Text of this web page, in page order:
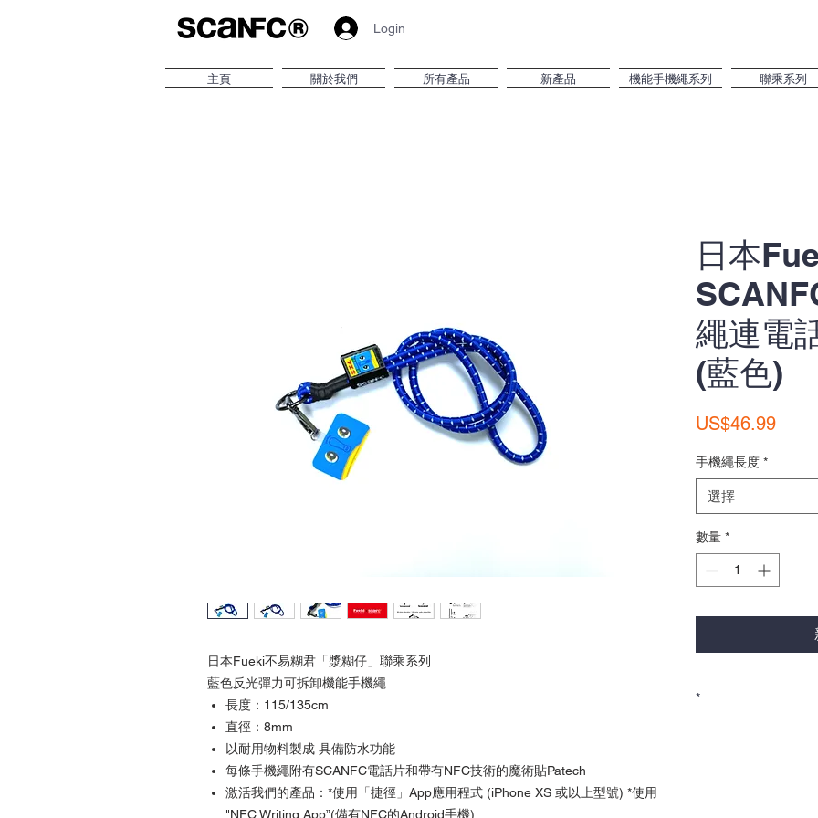
Login
主頁 關於我們 所有產品 新產品 機能手機繩系列 聯乘系列
日本Fueki不易糊君「漿糊仔」聯乘系列
藍色反光彈力可拆卸機能手機繩
長度：115/135cm
直徑：8mm
以耐用物料製成 具備防水功能
每條手機繩附有SCANFC電話片和帶有NFC技術的魔術貼Patech
激活我們的產品：*使用「捷徑」App應用程式 (iPhone XS 或以上型號) *使用
"NFC Writing App”(備有NFC的Android手機)
日本
繩連電
(藍色)
US$46.99價
手機繩長度 *
選擇
數量 *
*